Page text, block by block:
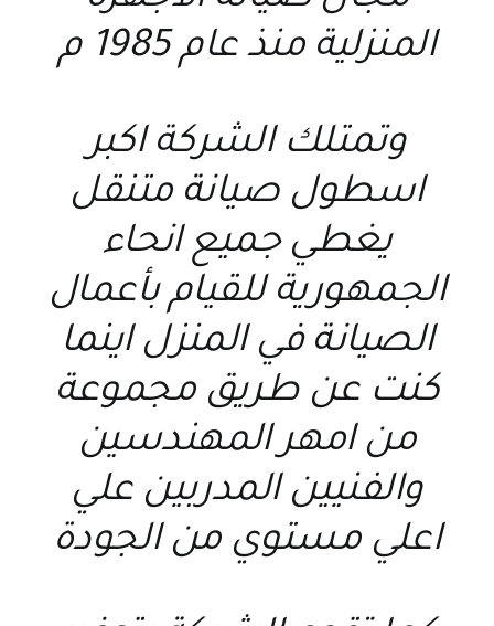
المنزلية منذ عام 1985 م
وتمتلك الشركة اكبر
اسطول صيانة متنقل
يغطي جميع انحاء
الجمهورية للقيام بأعمال
الصيانة في المنزل اينما
كنت عن طريق مجموعة
من امهر المهندسين
والفنيين المدربين علي
اعلي مستوي من الجودة